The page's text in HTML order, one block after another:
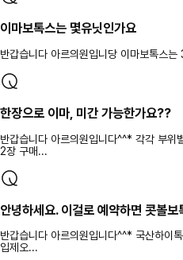
이마보톡스는 몇유닛인가요
반갑습니다 아르의원입니당 이마보톡스
한장으로 이마, 미간 가능한가요??
반갑습니다 아르의원입니다^^* 각각 부
2장 구매...
안녕하세요. 이걸로 예약하면 콧볼
반갑습니다 아르의원입니다^^* 국산하
입제오...